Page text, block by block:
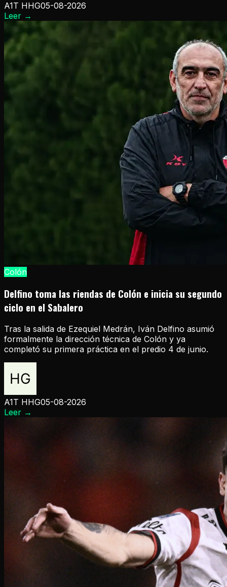
A1T HHG05-08-2026
Leer →
Colón
Delfino toma las riendas de Colón e inicia su segundo
ciclo en el Sabalero
Tras la salida de Ezequiel Medrán, Iván Delfino asumió
formalmente la dirección técnica de Colón y ya
completó su primera práctica en el predio 4 de junio.
A1T HHG05-08-2026
Leer →